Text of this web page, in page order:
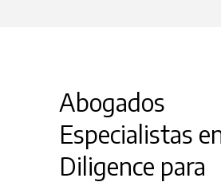
Abogados
Especialistas
Diligence para